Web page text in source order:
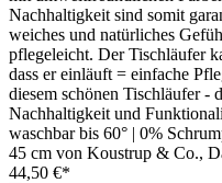
Nachhaltigkeit sind somit
weiches und natürliches
pflegeleicht. Der Tischläufer
dass er einläuft = einfache
diesem schönen Tischläufer -
Nachhaltigkeit und
waschbar bis 60° | 0%
45 cm von Koustrup & Co.,
44,50 €*